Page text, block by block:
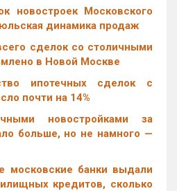
новостроек Московского
динамика продаж
сделок со столичными
в Новой Москве
ипотечных сделок с
почти на 14%
новостройками за
больше, но не намного —
московские банки выдали
кредитов, сколько